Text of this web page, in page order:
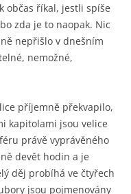
občas říkal, jestli spíše
zda je to naopak. Nic
nepřišlo v dnešním
nemožné,
příjemně překvapilo,
kapitolami jsou velice
právě vyprávěného
devět hodin a je
děj probíhá ve čtyřech
jsou pojmenovány